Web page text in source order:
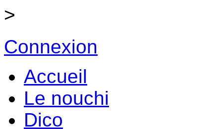
>
Connexion
Accueil
Le nouchi
Dico